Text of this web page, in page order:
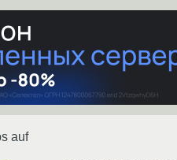
auf